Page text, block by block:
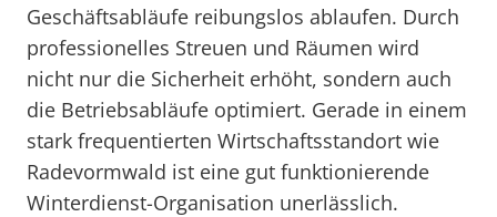
Geschäftsabläufe reibungslos ablaufen. Durch
professionelles Streuen und Räumen wird
nicht nur die Sicherheit erhöht, sondern auch
die Betriebsabläufe optimiert. Gerade in einem
stark frequentierten Wirtschaftsstandort wie
Radevormwald ist eine gut funktionierende
Winterdienst-Organisation unerlässlich.